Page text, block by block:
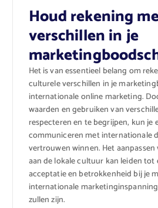
Houd rekening
verschillen in je
Het is van essentieel belang om
culturele verschillen in je
internationale online marketing.
waarden en gebruiken van
respecteren en te begrijpen, kun je
communiceren met internationale
vertrouwen winnen. Het
aan de lokale cultuur kan leiden tot
acceptatie en betrokkenheid bij je
internationale
zullen zijn.